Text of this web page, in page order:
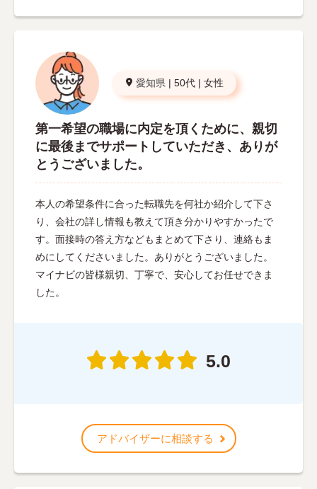
愛知県 | 50代 | 女性
第一希望の職場に内定を頂くために、親切
に最後までサポートしていただき、ありが
とうございました。
本人の希望条件に合った転職先を何社か紹介して下さ
り、会社の詳し情報も教えて頂き分かりやすかったで
す。面接時の答え方などもまとめて下さり、連絡もま
めにしてくださいました。ありがとうございました。
マイナビの皆様親切、丁寧で、安心してお任せできま
した。
5.0
アドバイザーに相談する